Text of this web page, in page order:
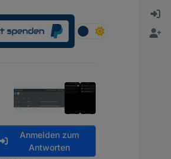
Anmelden zum
Antworten